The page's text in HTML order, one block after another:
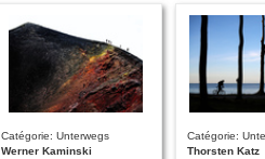
Catégorie: Unterwegs
Werner Kaminski
Catégorie:
Thorsten Katz